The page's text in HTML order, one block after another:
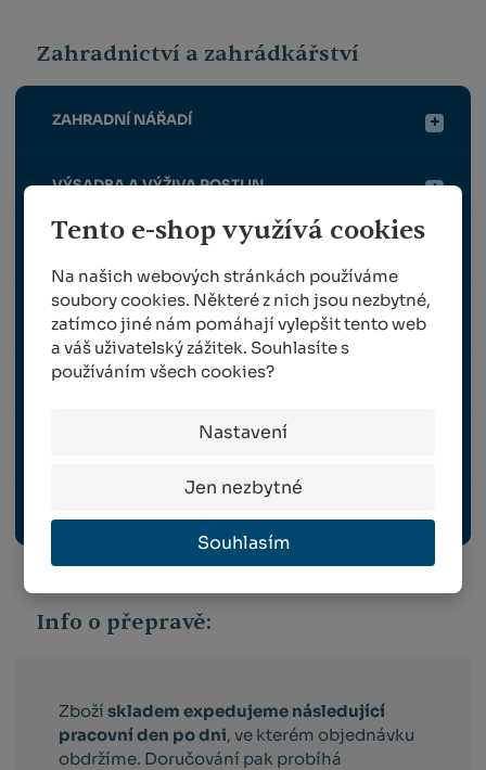
Tento e-shop využívá cookies
Na našich webových stránkách používáme
soubory cookies. Některé z nich jsou nezbytné,
zatímco jiné nám pomáhají vylepšit tento web
a váš uživatelský zážitek. Souhlasíte s
používáním všech cookies?
Nastavení
Jen nezbytné
Souhlasím
Zahradnictví a zahrádkářství
ZAHRADNÍ NÁŘADÍ
VÝSADBA A VÝŽIVA ROSTLIN
OPĚRNÉ A VYVAZOVACÍ PRVKY PRO ROSTLINY
OCHRANA ROSTLIN
SKLIZEŇ A ROUBOVÁNÍ
Info o přepravě:
Zbožískladem expedujeme následující
pracovní den po dni, ve kterém objednávku
obdržíme. Doručování pak probíhá